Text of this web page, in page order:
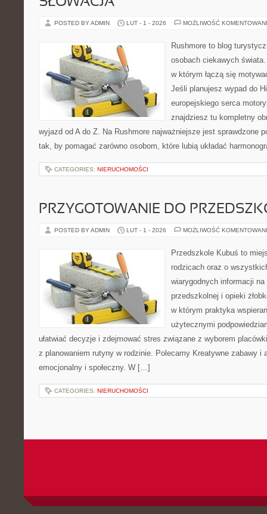
POSTED BY ADMIN LUT - 1 - 2026 MOŻLIWOŚĆ
Rushmore to blog
osobach ciekawych
w którym łączą się
Jeśli planujesz wypad do
europejskiego serca
znajdziesz tu kompletny
wyjazd od A do Z. Na Rushmore najważniejsze jest sprawdzone
tak, by pomagać zarówno osobom, które lubią układać
CATEGORIES: NIERUCHOMOŚCI
PRZYGOTOWANIE DO
POSTED BY ADMIN LUT - 1 - 2026 MOŻLIWOŚĆ
Przedszkole Kubuś to
rodzicach oraz o
wiarygodnych informacji
przedszkolnej i opieki
w którym praktyka
użytecznymi
ułatwiać decyzje i zdejmować stres związane z wyborem
z planowaniem rutyny w rodzinie. Polecamy Kreatywne zabawy i
emocjonalny i społeczny. W […]
CATEGORIES: NIERUCHOMOŚCI